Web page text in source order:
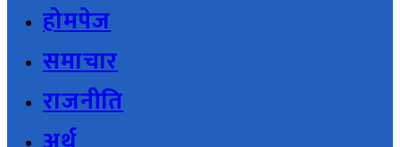
होमपेज
समाचार
राजनीति